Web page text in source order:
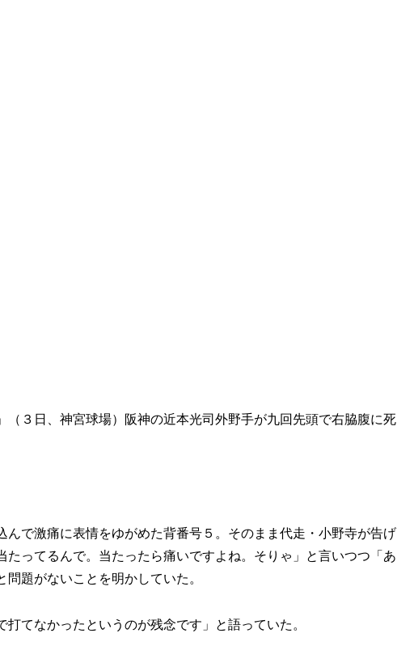
（３日、神宮球場）阪神の近本光司外野手が九回先頭で右脇腹に死
で激痛に表情をゆがめた背番号５。そのまま代走・小野寺が告げ
ってるんで。当たったら痛いですよね。そりゃ」と言いつつ「あ
題がないことを明かしていた。
てなかったというのが残念です」と語っていた。